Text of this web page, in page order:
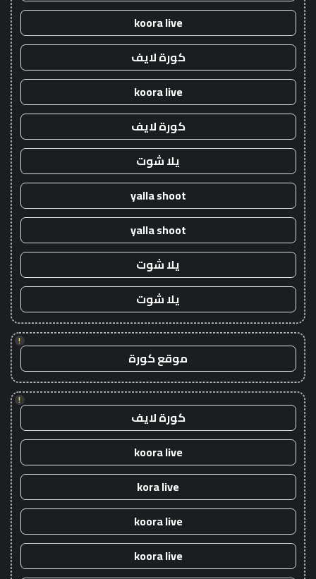
koora live
كورة لايف
koora live
كورة لايف
يلا شوت
yalla shoot
yalla shoot
يلا شوت
يلا شوت
!
موقع كورة
!
كورة لايف
koora live
kora live
koora live
koora live